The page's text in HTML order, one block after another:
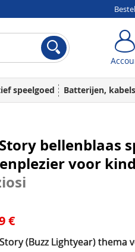
speelgoed Batterijen,
bellenblaas
voor
€
(Buzz Lightyear) thema
Account